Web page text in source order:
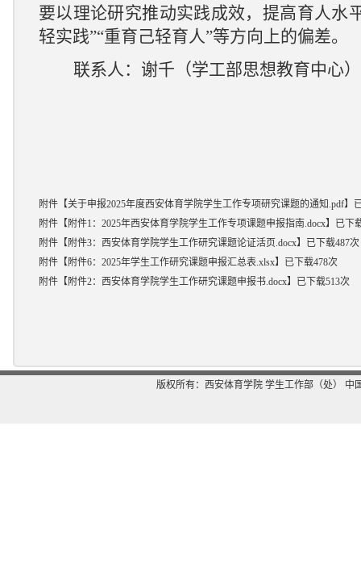
要以理论研究推动实践成效，提高育人水
轻实践”“重育己轻育人”等方向上的偏差。
联系人：谢千（学工部思想教育中心）
附件【关于申报2025年度西安体育学院学生工作专项研究课题的通知.pdf】
附件【 附件1：2025年西安体育学院学生工作专项课题申报指南.docx】 已下
附件【 附件3：西安体育学院学生工作研究课题论证活页.docx】 已下载487次
附件【 附件6：2025年学生工作研究课题申报汇总表.xlsx】 已下载478次
附件【 附件2：西安体育学院学生工作研究课题申报书.docx】 已下载513次
版权所有：西安体育学院 学生工作部（处）